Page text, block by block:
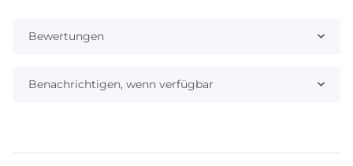
Bewertungen
Benachrichtigen, wenn verfügbar